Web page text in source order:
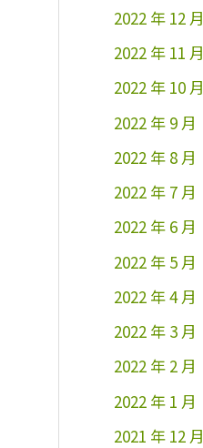
2022 年 12 月
2022 年 11 月
2022 年 10 月
2022 年 9 月
2022 年 8 月
2022 年 7 月
2022 年 6 月
2022 年 5 月
2022 年 4 月
2022 年 3 月
2022 年 2 月
2022 年 1 月
2021 年 12 月